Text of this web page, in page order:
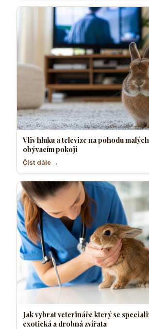
Vliv hluku a televize na pohodu
obývacím pokoji
Číst dále →
Jak vybrat veterináře který se
exotická a drobná zvířata